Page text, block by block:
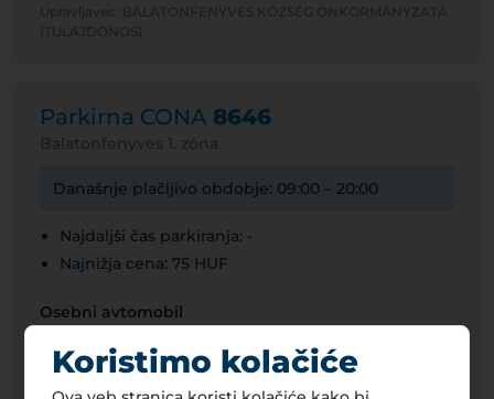
Upravljavec: BALATONFENYVES KÖZSÉG ÖNKORMÁNYZATA
(TULAJDONOS)
Parkirna CONA 8646
Balatonfenyves 1. zóna
Današnje plačljivo obdobje: 09:00 – 20:00
Najdaljši čas parkiranja: -
Najnižja cena: 75 HUF
Osebni avtomobil
Koristimo kolačiće